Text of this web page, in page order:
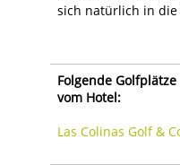
sich natürlich in
Folgende
vom Hotel:
Las Colinas Golf &